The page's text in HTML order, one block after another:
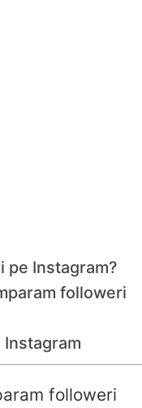
pe Instagram?
followeri
followeri